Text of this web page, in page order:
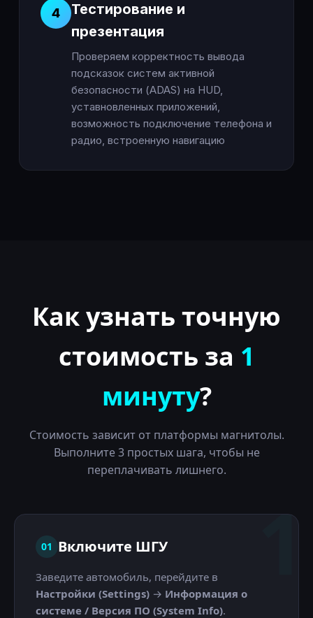
4
Тестирование и
презентация
Проверяем корректность вывода
подсказок систем активной
безопасности (ADAS) на HUD,
уставновленных приложений,
возможность подключение телефона и
радио, встроенную навигацию
Как узнать точную
стоимость за 1
минуту?
Стоимость зависит от платформы магнитолы.
Выполните 3 простых шага, чтобы не
переплачивать лишнего.
1
01 Включите ШГУ
Заведите автомобиль, перейдите в
Настройки (Settings) → Информация о
системе / Версия ПО (System Info).